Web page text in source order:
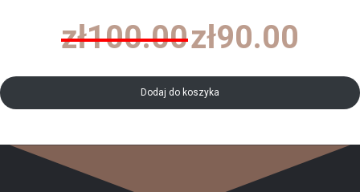
zł100.00 cena
wynosiła:
zł90.00
Dodaj do koszyka